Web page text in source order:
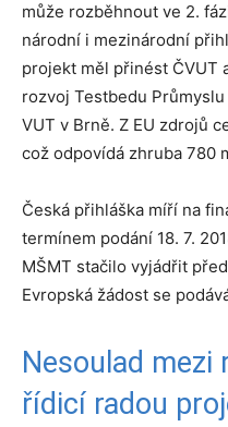
může rozběhnout ve 2.
národní i mezinárodní
projekt měl přinést ČVUT
rozvoj Testbedu Průmyslu
VUT v Brně. Z EU zdrojů
což odpovídá zhruba 780
Česká přihláška míří na
termínem podání 18. 7.
MŠMT stačilo vyjádřit
Evropská žádost se
Nesoulad mezi
řídicí radou